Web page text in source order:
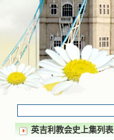
英吉利教会史上集列表